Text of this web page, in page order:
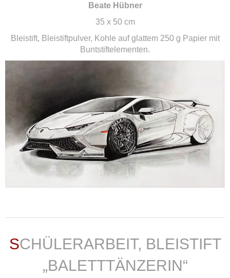
Beate Hübner
35 x 50 cm
Bleistift, Bleistiftpulver, Kohle auf glattem 250 g Papier mit
Buntstiftelementen.
SCHÜLERARBEIT, BLEISTIFT
„BALETTTÄNZERIN“